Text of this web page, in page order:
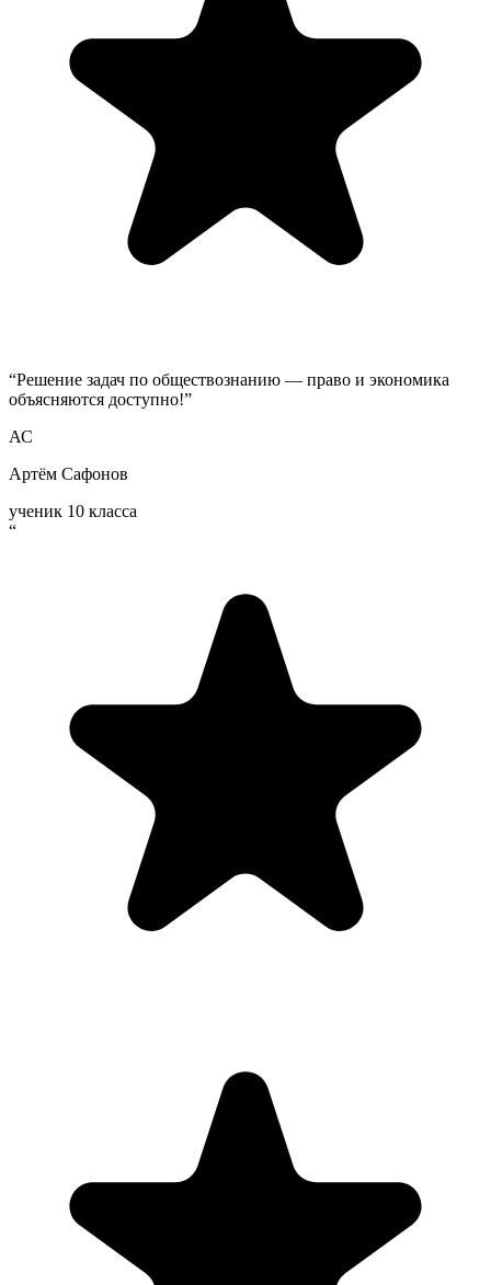
“Решение задач по обществознанию — право и экономика
объясняются доступно!”
АС
Артём Сафонов
ученик 10 класса
“